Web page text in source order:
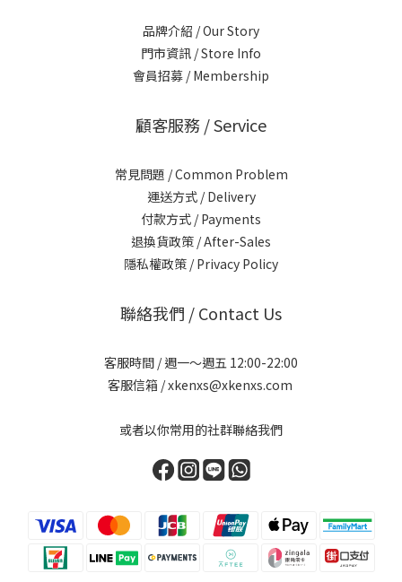
品牌介紹 / Our Story
門市資訊 / Store Info
會員招募 / Membership
顧客服務 / Service
常見問題 / Common Problem
運送方式 / Delivery
付款方式 / Payments
退換貨政策 / After-Sales
隱私權政策 / Privacy Policy
聯絡我們 / Contact Us
客服時間 / 週一～週五 12:00-22:00
客服信箱 / xkenxs@xkenxs.com
或者以你常用的社群聯絡我們